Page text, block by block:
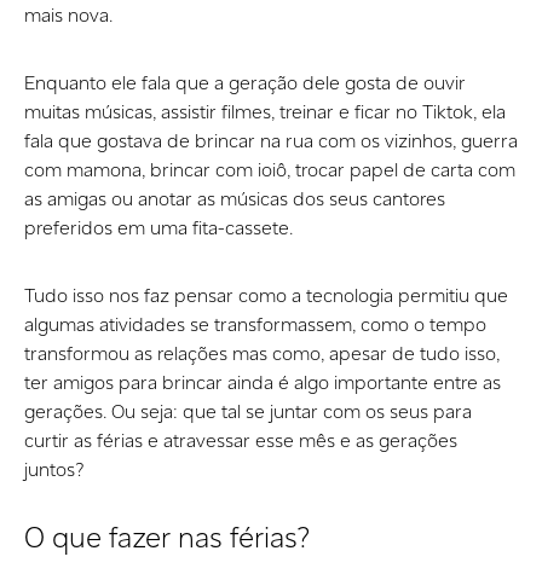
mais nova.
Enquanto ele fala que a geração dele gosta de ouvir
muitas músicas, assistir filmes, treinar e ficar no Tiktok, ela
fala que gostava de brincar na rua com os vizinhos, guerra
com mamona, brincar com ioiô, trocar papel de carta com
as amigas ou anotar as músicas dos seus cantores
preferidos em uma fita-cassete.
Tudo isso nos faz pensar como a tecnologia permitiu que
algumas atividades se transformassem, como o tempo
transformou as relações mas como, apesar de tudo isso,
ter amigos para brincar ainda é algo importante entre as
gerações. Ou seja: que tal se juntar com os seus para
curtir as férias e atravessar esse mês e as gerações
juntos?
O que fazer nas férias?